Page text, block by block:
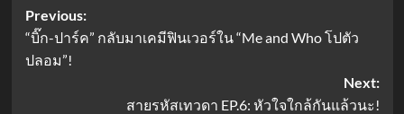
Post
navigation
Previous:
“บิ๊ก-ปาร์ค” กลับมาเคมีฟินเวอร์ใน “Me and Who โปตัว
ปลอม”!
Next:
สายรหัสเทวดา EP.6: หัวใจใกล้กันแล้วนะ!